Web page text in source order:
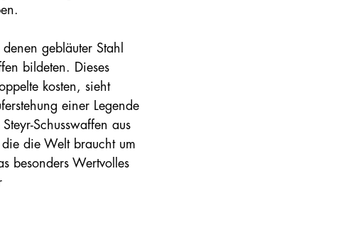
gebläuter Stahl
bildeten. Dieses
kosten, sieht
einer Legende
Schusswaffen aus
die Welt braucht um
besonders Wertvolles